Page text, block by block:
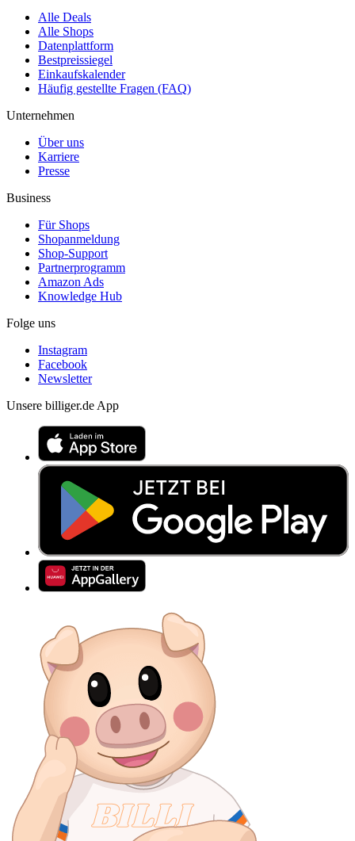
Alle Deals
Alle Shops
Datenplattform
Bestpreissiegel
Einkaufskalender
Häufig gestellte Fragen (FAQ)
Unternehmen
Über uns
Karriere
Presse
Business
Für Shops
Shopanmeldung
Shop-Support
Partnerprogramm
Amazon Ads
Knowledge Hub
Folge uns
Instagram
Facebook
Newsletter
Unsere billiger.de App